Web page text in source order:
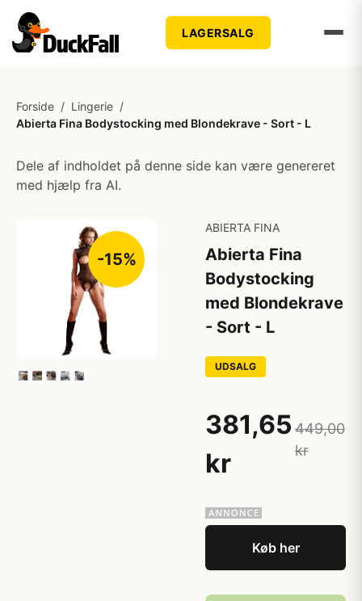
LAGERSALG
Forside / Lingerie /
Abierta Fina Bodystocking med Blondekrave - Sort - L
Dele af indholdet på denne side kan være genereret
med hjælp fra AI.
-15%
ABIERTA FINA
Abierta Fina
Bodystocking
med Blondekrave
- Sort - L
UDSALG
381,65
kr
449,00
kr
Køb her